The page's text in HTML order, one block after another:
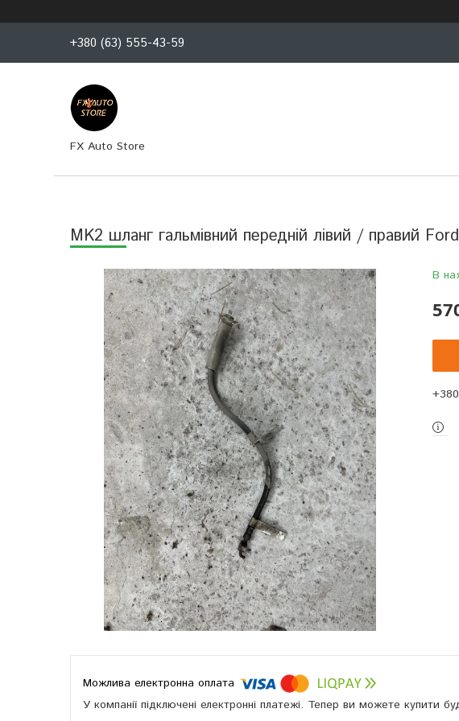
+380 (63) 555-43-59
FX Auto Store
MK2 шланг гальмівний передній лівий / правий
В
У компанії підключені електронні платежі. Тепер ви можете купити